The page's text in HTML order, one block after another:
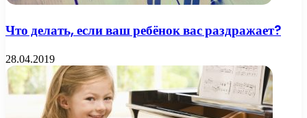
Что делать, если ваш ребёнок вас раздражает?
28.04.2019